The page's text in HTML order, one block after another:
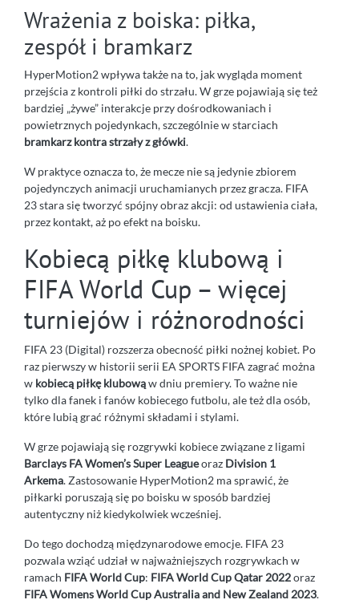
Wrażenia z boiska: piłka,
zespół i bramkarz
HyperMotion2 wpływa także na to, jak wygląda moment
przejścia z kontroli piłki do strzału. W grze pojawiają się też
bardziej „żywe” interakcje przy dośrodkowaniach i
powietrznych pojedynkach, szczególnie w starciach
bramkarz kontra strzały z główki.
W praktyce oznacza to, że mecze nie są jedynie zbiorem
pojedynczych animacji uruchamianych przez gracza. FIFA
23 stara się tworzyć spójny obraz akcji: od ustawienia ciała,
przez kontakt, aż po efekt na boisku.
Kobiecą piłkę klubową i
FIFA World Cup – więcej
turniejów i różnorodności
FIFA 23 (Digital) rozszerza obecność piłki nożnej kobiet. Po
raz pierwszy w historii serii EA SPORTS FIFA zagrać można
w kobiecą piłkę klubowąw dniu premiery. To ważne nie
tylko dla fanek i fanów kobiecego futbolu, ale też dla osób,
które lubią grać różnymi składami i stylami.
W grze pojawiają się rozgrywki kobiece związane z ligami
Barclays FA Women’s Super Leagueoraz Division 1
Arkema. Zastosowanie HyperMotion2 ma sprawić, że
piłkarki poruszają się po boisku w sposób bardziej
autentyczny niż kiedykolwiek wcześniej.
Do tego dochodzą międzynarodowe emocje. FIFA 23
pozwala wziąć udział w najważniejszych rozgrywkach w
ramach FIFA World Cup: FIFA World Cup Qatar 2022oraz
FIFA Womens World Cup Australia and New Zealand 2023.